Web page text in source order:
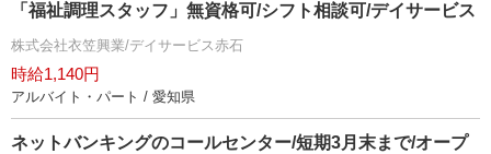
「福祉調理スタッフ」無資格可/シフト相談可/デイサービス
株式会社衣笠興業/デイサービス赤石
時給1,140円
アルバイト・パート / 愛知県
ネットバンキングのコールセンター/短期3月末まで/オープ